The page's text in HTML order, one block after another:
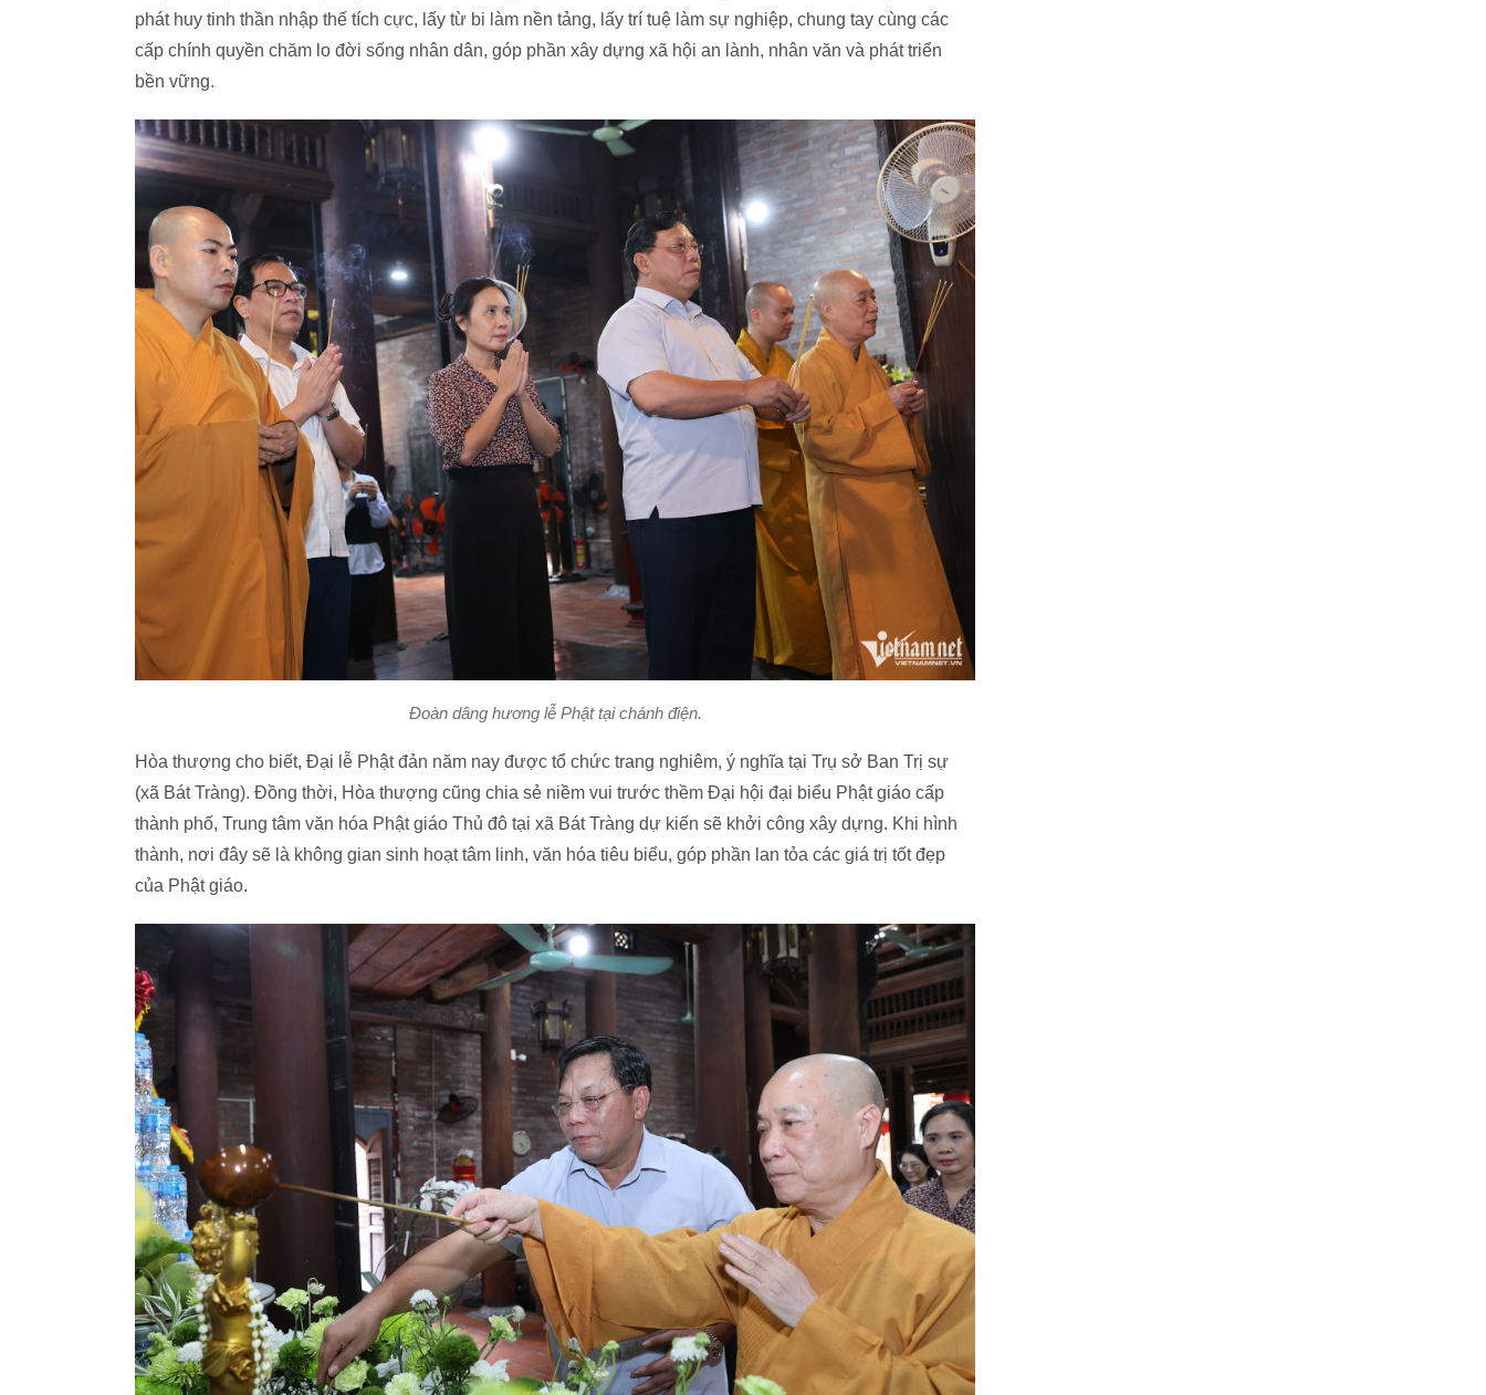
phát huy tinh thần nhập thế tích cực, lấy từ bi làm nền tảng, lấy trí tuệ làm sự nghiệp, chung tay cùng các
cấp chính quyền chăm lo đời sống nhân dân, góp phần xây dựng xã hội an lành, nhân văn và phát triển
bền vững.
Đoàn dâng hương lễ Phật tại chánh điện.
Hòa thượng cho biết, Đại lễ Phật đản năm nay được tổ chức trang nghiêm, ý nghĩa tại Trụ sở Ban Trị sự
(xã Bát Tràng). Đồng thời, Hòa thượng cũng chia sẻ niềm vui trước thềm Đại hội đại biểu Phật giáo cấp
thành phố, Trung tâm văn hóa Phật giáo Thủ đô tại xã Bát Tràng dự kiến sẽ khởi công xây dựng. Khi hình
thành, nơi đây sẽ là không gian sinh hoạt tâm linh, văn hóa tiêu biểu, góp phần lan tỏa các giá trị tốt đẹp
của Phật giáo.